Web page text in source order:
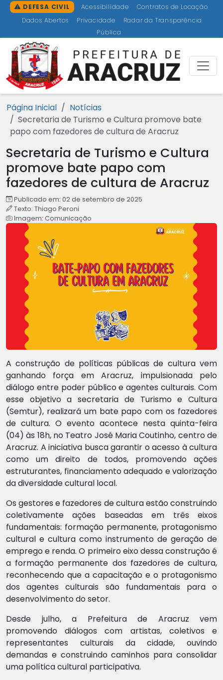
Ir para o conteúdo [1]
Ir para o menu [2]
Ir para a busca [3]
Ir para o rodapé [4]
DEFESA CIVIL Acessibilidade
Contratos de Locação
Dados Abertos
Privacidade
Radar da Transparência
Pública
Página Inicial
Notícias
Secretaria de Turismo e Cultura promove bate
papo com fazedores de cultura de Aracruz
Secretaria de Turismo e Cultura
promove bate papo com
fazedores de cultura de Aracruz
Publicado em: 02 de setembro de 2025
Texto: Thiago Peroni
Imagem: Comunicação
A construção de políticas públicas de cultura vem
ganhando força em Aracruz, impulsionada pelo
diálogo entre poder público e agentes culturais. Com
esse objetivo a secretaria de Turismo e Cultura
(Semtur), realizará um bate papo com os fazedores
de cultura. O evento acontece nesta quinta-feira
(04) às 18h, no Teatro José Maria Coutinho, centro de
Aracruz. A iniciativa busca garantir o acesso à cultura
como um direito de todos, promovendo ações
estruturantes, financiamento adequado e valorização
da diversidade cultural local.
Os gestores e fazedores de cultura estão construindo
coletivamente ações baseadas em três eixos
fundamentais: formação permanente, protagonismo
cultural e cultura como instrumento de geração de
emprego e renda. O primeiro eixo dessa construção é
a formação permanente dos fazedores de cultura,
reconhecendo que a capacitação e o protagonismo
dos agentes culturais são fundamentais para o
desenvolvimento do setor.
Desde julho, a Prefeitura de Aracruz vem
promovendo diálogos com artistas, coletivos e
representantes culturais da cidade, ouvindo
demandas e construindo caminhos para consolidar
uma política cultural participativa.